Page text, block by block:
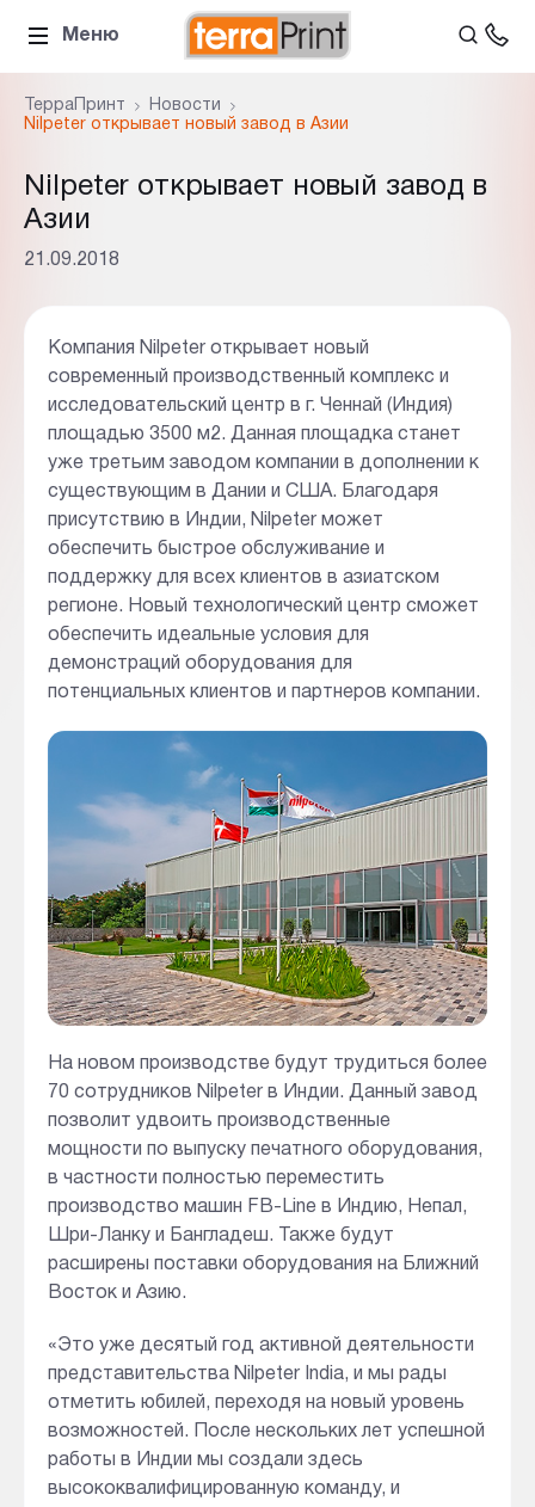
Меню
ТерраПринт
Новости
Nilpeter открывает новый завод в Азии
Nilpeter открывает новый завод в
Азии
21.09.2018
Компания Nilpeter открывает новый
современный производственный комплекс и
исследовательский центр в г. Ченнай (Индия)
площадью 3500 м2. Данная площадка станет
уже третьим заводом компании в дополнении к
существующим в Дании и США. Благодаря
присутствию в Индии, Nilpeter может
обеспечить быстрое обслуживание и
поддержку для всех клиентов в азиатском
регионе. Новый технологический центр сможет
обеспечить идеальные условия для
демонстраций оборудования для
потенциальных клиентов и партнеров компании.
На новом производстве будут трудиться более
70 сотрудников Nilpeter в Индии. Данный завод
позволит удвоить производственные
мощности по выпуску печатного оборудования,
в частности полностью переместить
производство машин FB-Line в Индию, Непал,
Шри-Ланку и Бангладеш. Также будут
расширены поставки оборудования на Ближний
Восток и Азию.
«Это уже десятый год активной деятельности
представительства Nilpeter India, и мы рады
отметить юбилей, переходя на новый уровень
возможностей. После нескольких лет успешной
работы в Индии мы создали здесь
высококвалифицированную команду, и